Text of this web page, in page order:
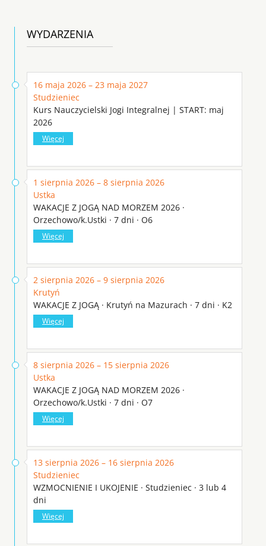
WYDARZENIA
16 maja 2026 – 23 maja 2027
Studzieniec
Kurs Nauczycielski Jogi Integralnej | START: maj
2026
Więcej
1 sierpnia 2026 – 8 sierpnia 2026
Ustka
WAKACJE Z JOGĄ NAD MORZEM 2026 ·
Orzechowo/k.Ustki · 7 dni · O6
Więcej
2 sierpnia 2026 – 9 sierpnia 2026
Krutyń
WAKACJE Z JOGĄ · Krutyń na Mazurach · 7 dni · K2
Więcej
8 sierpnia 2026 – 15 sierpnia 2026
Ustka
WAKACJE Z JOGĄ NAD MORZEM 2026 ·
Orzechowo/k.Ustki · 7 dni · O7
Więcej
13 sierpnia 2026 – 16 sierpnia 2026
Studzieniec
WZMOCNIENIE I UKOJENIE · Studzieniec · 3 lub 4
dni
Więcej